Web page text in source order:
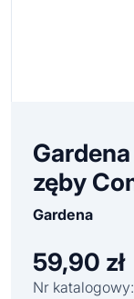
zęby
Gardena
59,90 zł
Nr katalogowy: